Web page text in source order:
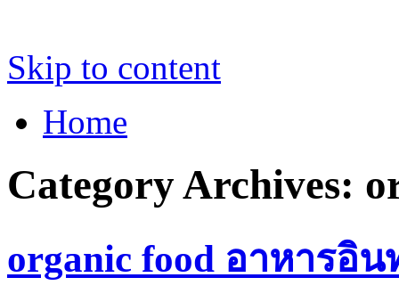
Skip to content
Home
Category Archives:
organic food อาหารอิ